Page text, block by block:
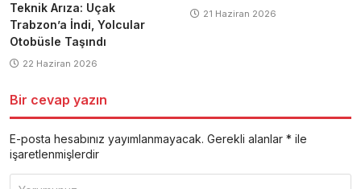
Teknik Arıza: Uçak
Trabzon’a İndi, Yolcular
Otobüsle Taşındı
22 Haziran 2026
21 Haziran 2026
Bir cevap yazın
E-posta hesabınız yayımlanmayacak. Gerekli alanlar * ile
işaretlenmişlerdir